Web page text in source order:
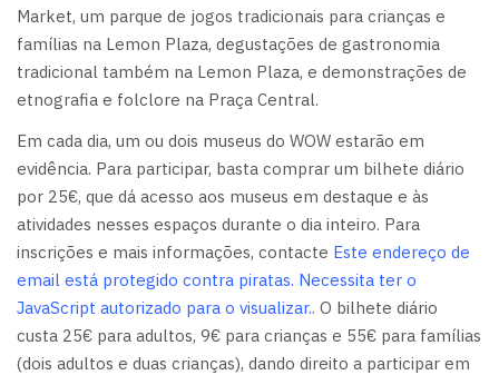
Market, um parque de jogos tradicionais para crianças e
famílias na Lemon Plaza, degustações de gastronomia
tradicional também na Lemon Plaza, e demonstrações de
etnografia e folclore na Praça Central.
Em cada dia, um ou dois museus do WOW estarão em
evidência. Para participar, basta comprar um bilhete diário
por 25€, que dá acesso aos museus em destaque e às
atividades nesses espaços durante o dia inteiro. Para
inscrições e mais informações, contacte Este endereço de
email está protegido contra piratas. Necessita ter o
JavaScript autorizado para o visualizar.. O bilhete diário
custa 25€ para adultos, 9€ para crianças e 55€ para famílias
(dois adultos e duas crianças), dando direito a participar em